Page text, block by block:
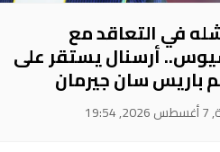
في التعاقد مع
أرسنال يستقر على
باريس سان جيرمان